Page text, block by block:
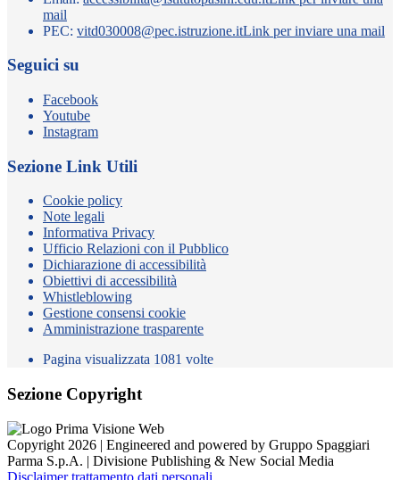
mail
PEC: vitd030008@pec.istruzione.itLink per inviare una mail
Seguici su
Facebook
Youtube
Instagram
Sezione Link Utili
Cookie policy
Note legali
Informativa Privacy
Ufficio Relazioni con il Pubblico
Dichiarazione di accessibilità
Obiettivi di accessibilità
Whistleblowing
Gestione consensi cookie
Amministrazione trasparente
Pagina visualizzata 1081 volte
Sezione Copyright
Copyright 2026 | Engineered and powered by Gruppo Spaggiari
Parma S.p.A. | Divisione Publishing & New Social Media
Disclaimer trattamento dati personali